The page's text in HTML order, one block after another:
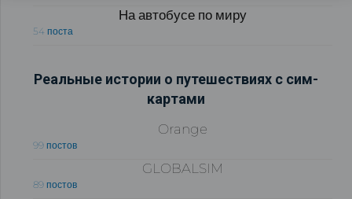
На автобусе по миру
54 поста
Реальные истории о путешествиях с сим-
картами
Orange
99 постов
GLOBALSIM
89 постов